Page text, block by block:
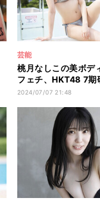
芸能
桃月なしこの美ボデ
フェチ、HKT48 7期
ビア8連発
2024/07/07 21:48